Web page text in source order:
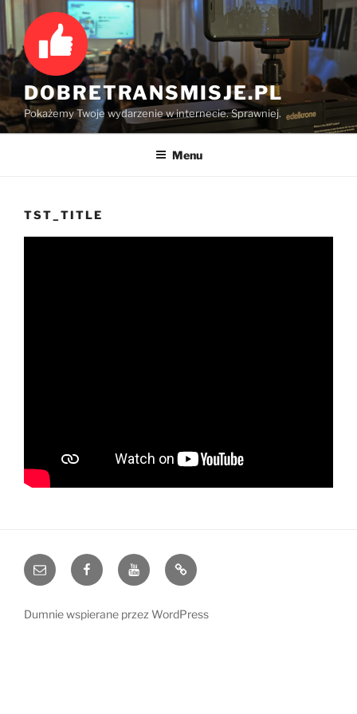
Przejdź
do
treści
DOBRETRANSMISJE.PL
Pokażemy Twoje wydarzenie w internecie. Sprawniej.
Menu
TST_TITLE
e-
mail
FacebookYouTubeBlog
Dumnie wspierane przez WordPress